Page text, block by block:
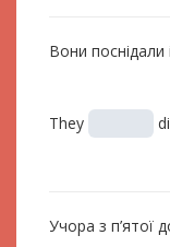
Вони поснідали
They
Учора з п’ятої